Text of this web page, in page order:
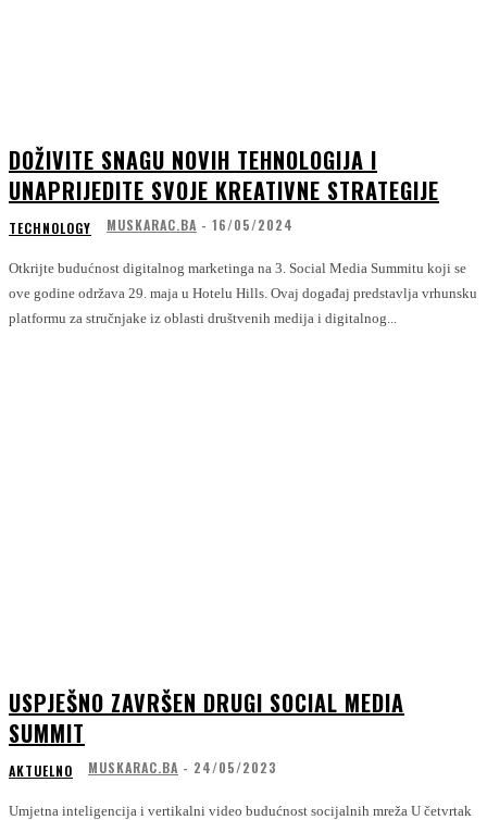
DOŽIVITE SNAGU NOVIH TEHNOLOGIJA I
UNAPRIJEDITE SVOJE KREATIVNE STRATEGIJE
TECHNOLOGY MUSKARAC.BA - 16/05/2024
Otkrijte budućnost digitalnog marketinga na 3. Social Media Summitu koji se
ove godine održava 29. maja u Hotelu Hills. Ovaj događaj predstavlja vrhunsku
platformu za stručnjake iz oblasti društvenih medija i digitalnog...
USPJEŠNO ZAVRŠEN DRUGI SOCIAL MEDIA
SUMMIT
AKTUELNO MUSKARAC.BA - 24/05/2023
Umjetna inteligencija i vertikalni video budućnost socijalnih mreža U četvrtak